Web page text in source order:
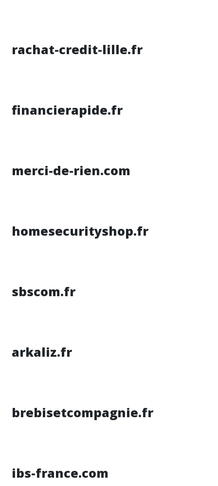
rachat-credit-lille.fr
financierapide.fr
merci-de-rien.com
homesecurityshop.fr
sbscom.fr
arkaliz.fr
brebisetcompagnie.fr
ibs-france.com